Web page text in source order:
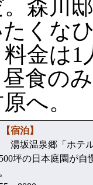
森川
くな
金は1
食の
へ。
【宿泊】
湯坂温泉郷「ホテ
坪の日本庭園が